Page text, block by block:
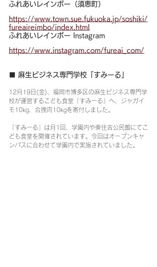
ふれあいレインボー（須恵町）
https://www.town.sue.fukuoka.jp/soshiki/
fureaireimbo/index.html
ふれあいレインボー Instagram
https://www.instagram.com/fureai_com/
■ 麻生ビジネス専門学校「すみーる」
12月19日(金)、福岡市博多区の麻生ビジネス専門学
校が運営するこども食堂「すみーる」へ、ジャガイ
モ10kg、合挽肉10kgを寄付しました。
「すみーる」は月1回、学園内や東住吉公民館にてこ
ども食堂を開催されています。今回はオープンキャ
ンパスに合わせて学園内で実施されていました。